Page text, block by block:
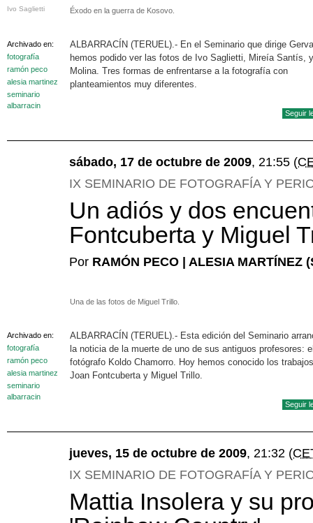
Ivo Saglietti Éxodo en la guerra de Kosovo.
Archivado en:
fotografía
ramón peco
alesia martinez
seminario
albarracin
ALBARRACÍN (TERUEL).- En el Seminario que dirige
hemos podido ver las fotos de Ivo Saglietti, Mireía Santís,
Molina. Tres formas de enfrentarse a la fotografía con
planteamientos muy diferentes.
Seguir
sábado, 17 de octubre de 2009, 21:55
IX SEMINARIO DE FOTOGRAFÍA Y
Un adiós y dos
Fontcuberta y Miguel
Por RAMÓN PECO | ALESIA MARTÍNEZ
Una de las fotos de Miguel Trillo.
Archivado en:
fotografía
ramón peco
alesia martinez
seminario
albarracin
ALBARRACÍN (TERUEL).- Esta edición del Seminario
la noticia de la muerte de uno de sus antiguos profesores:
fotógrafo Koldo Chamorro. Hoy hemos conocido los
Joan Fontcuberta y Miguel Trillo.
Seguir
jueves, 15 de octubre de 2009, 21:32
IX SEMINARIO DE FOTOGRAFÍA Y
Mattia Insolera y su